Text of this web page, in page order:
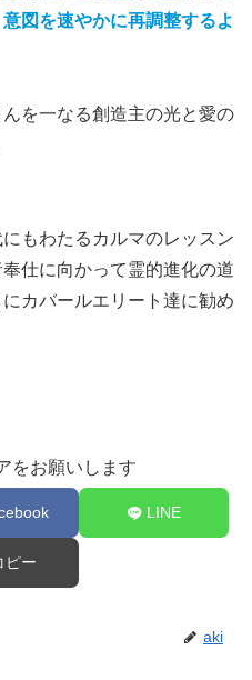
図を速やかに再調整するよ
を一なる創造主の光と愛の
もわたるカルマのレッスン
仕に向かって霊的進化の道
カバールエリート達に勧め
をお願いします
LINE
ピー
aki